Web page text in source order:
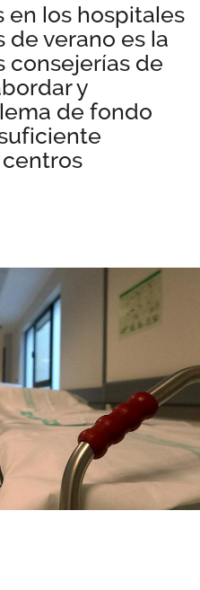
en los hospitales
de verano es la
consejerías de
y
de fondo